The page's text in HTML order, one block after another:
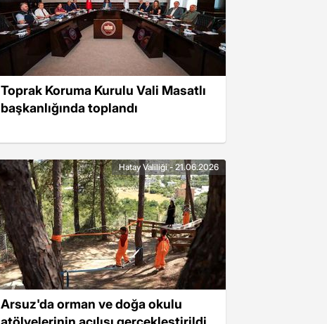
Toprak Koruma Kurulu Vali Masatlı
başkanlığında toplandı
Arsuz'da orman ve doğa okulu
Hatay Valiliği - 21.06.2026